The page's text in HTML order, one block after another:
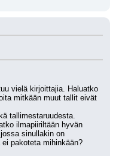
vielä kirjoittajia. Haluatko
mitkään muut tallit eivät
tallimestaruudesta.
ilmapiiriltään hyvän
sinullakin on
pakoteta mihinkään?